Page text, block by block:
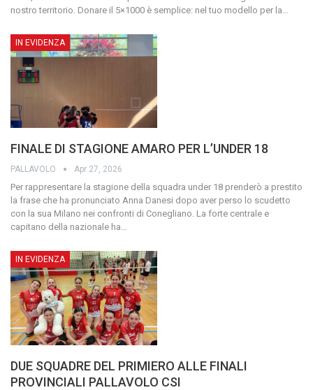
nostro territorio. Donare il 5×1000 è semplice: nel tuo modello per la
IN EVIDENZA
FINALE DI STAGIONE AMARO PER L’UNDER 18
PALLAVOLO Apr 27, 2026
Per rappresentare la stagione della squadra under 18 prenderò a prestito
la frase che ha pronunciato Anna Danesi dopo aver perso lo scudetto
con la sua Milano nei confronti di Conegliano. La forte centrale e
capitano della nazionale ha…
IN EVIDENZA
DUE SQUADRE DEL PRIMIERO ALLE FINALI
PROVINCIALI PALLAVOLO CSI